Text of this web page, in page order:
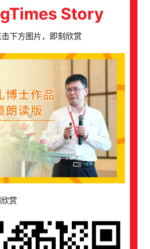
Story
击下方图片，即刻欣赏
赏